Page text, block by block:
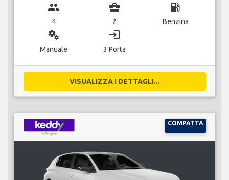
group
4
business_center
2
local_gas_station
Benzina
miscellaneous_services
Manuale
login
3 Porta
VISUALIZZA I DETTAGLI...
COMPATTA